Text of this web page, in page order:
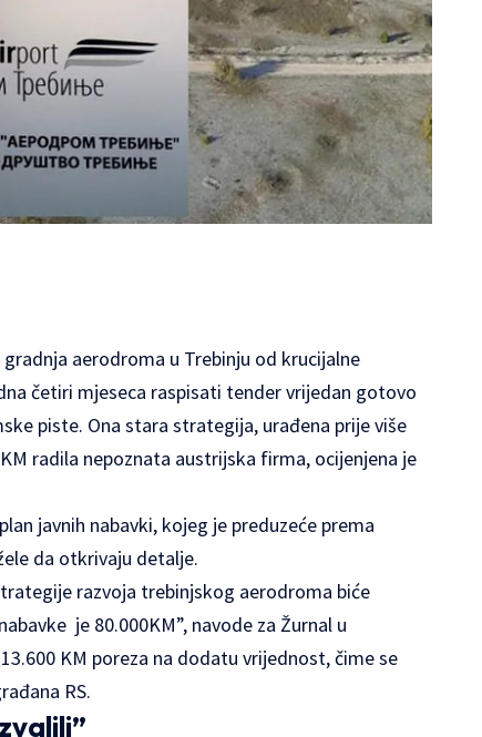
aerodroma u Trebinju od krucijalne
četiri mjeseca raspisati tender vrijedan gotovo
piste. Ona stara strategija, urađena prije više
radila nepoznata austrijska firma, ocijenjena je
javnih nabavki, kojeg je preduzeće prema
da otkrivaju detalje.
razvoja trebinjskog aerodroma biće
je 80.000KM”, navode za Žurnal u
KM poreza na dodatu vrijednost, čime se
RS.